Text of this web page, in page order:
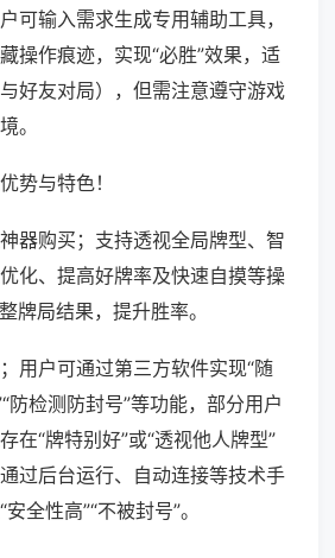
可输入需求生成专用辅助工具，
操作痕迹，实现“必胜”效果，适
好友对局），但需注意遵守游戏
。
势与特色！
器购买；支持透视全局牌型、智
化、提高好牌率及快速自摸等操
牌局结果，提升胜率。
用户可通过第三方软件实现“随
防检测防封号”等功能，部分用户
在“牌特别好”或“透视他人牌型”
过后台运行、自动连接等技术手
全性高”“不被封号”。